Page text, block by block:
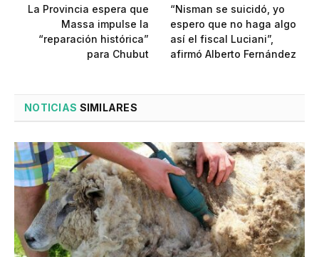
La Provincia espera que
Massa impulse la
“reparación histórica”
para Chubut
“Nisman se suicidó, yo
espero que no haga algo
así el fiscal Luciani”,
afirmó Alberto Fernández
NOTICIAS SIMILARES